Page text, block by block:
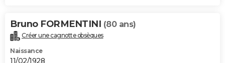
Bruno FORMENTINI (80 ans)
Créer une cagnotte obsèques
Naissance
11/02/1928